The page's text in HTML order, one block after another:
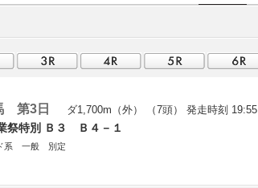
第3日 ダ1,700m（外） （7頭） 発走時刻 19:55
祭特別 Ｂ３ Ｂ４－１
系 一般 別定